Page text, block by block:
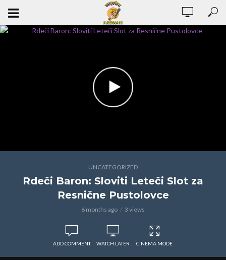
UNCATEGORIZED
Rdeči Baron: Sloviti Leteči Slot za
Resnične Pustolovce
6 months ago 3 views
ADD COMMENT WATCH LATER CINEMA MODE